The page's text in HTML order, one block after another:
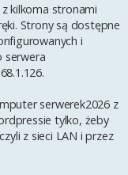
kilkoma stronami
Strony są dostępne
i
serwera
serwerek2026 z
tylko, żeby
z sieci LAN i przez